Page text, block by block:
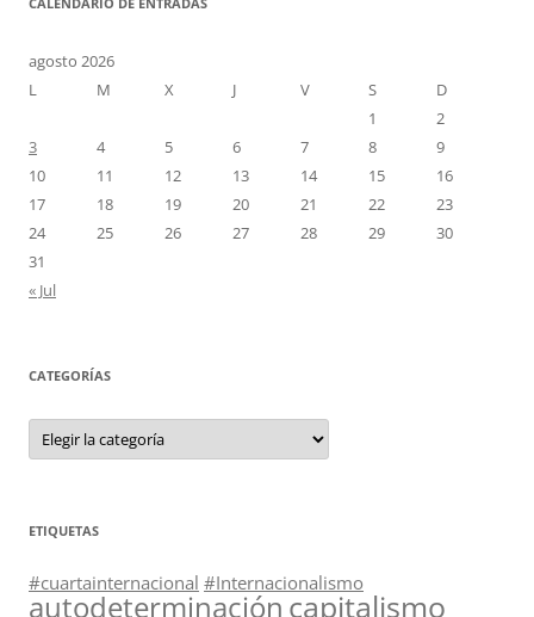
agosto 2026
L
M X J V S
D
1
2
3
4 5 6 7 8
9
10
11 12 13 14 15
16
17
18 19 20 21 22
23
24
25 26 27 28 29
30
31
« Jul
CATEGORÍAS
Categorías
ETIQUETAS
#cuartainternacional #Internacionalismo
autodeterminación capitalismo